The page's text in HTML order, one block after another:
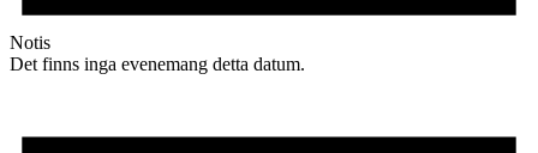
Notis
Det finns inga evenemang detta datum.